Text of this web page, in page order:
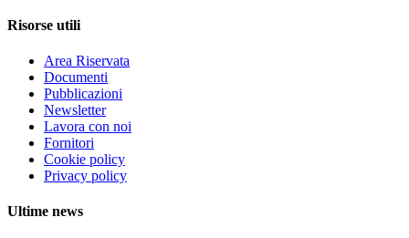
Risorse utili
Area Riservata
Documenti
Pubblicazioni
Newsletter
Lavora con noi
Fornitori
Cookie policy
Privacy policy
Ultime news